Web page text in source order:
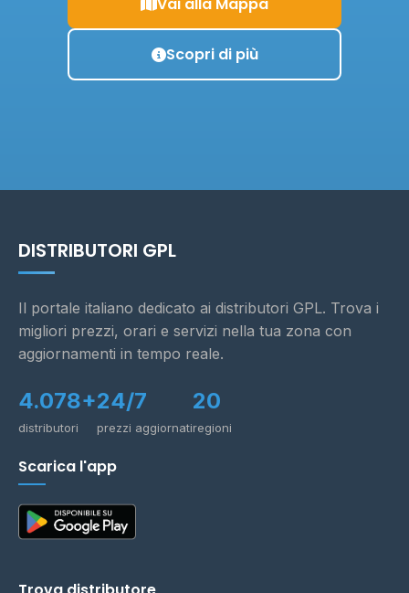
Scopri di più
DISTRIBUTORI GPL
Il portale italiano dedicato ai distributori GPL. Trova i
migliori prezzi, orari e servizi nella tua zona con
aggiornamenti in tempo reale.
4.078+
distributori
24/7
prezzi aggiornati
20
regioni
Scarica l'app